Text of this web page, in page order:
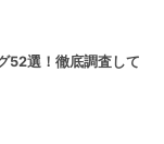
52選！徹底調査して